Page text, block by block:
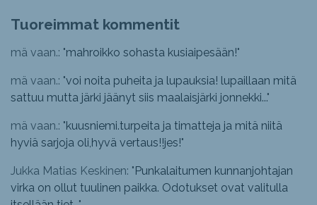
Tuoreimmat kommentit
mä vaan.: "mahroikko sohasta kusiaipesään!"
mä vaan.: "voi noita puheita ja lupauksia! lupaillaan mitä
sattuu mutta järki jäänyt siis maalaisjärki jonnekki..."
mä vaan.: "kuusniemi.turpeita ja timatteja ja mitä niitä
hyviä sarjoja oli,hyvä vertaus!!jes!"
Jukka Matias Keskinen: "Punkalaitumen kunnanjohtajan
virka on ollut tuulinen paikka. Odotukset ovat valitulla